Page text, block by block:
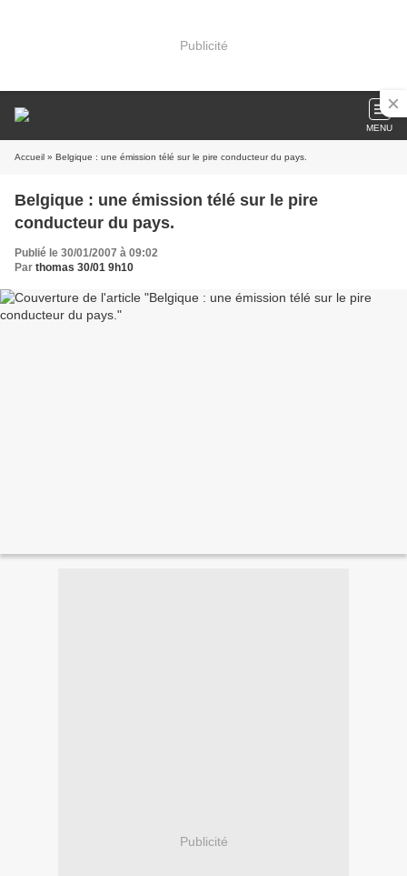
Publicité
MENU
Accueil » Belgique : une émission télé sur le pire conducteur du pays.
Belgique : une émission télé sur le pire
conducteur du pays.
Publié le 30/01/2007 à 09:02
Par thomas 30/01 9h10
Publicité